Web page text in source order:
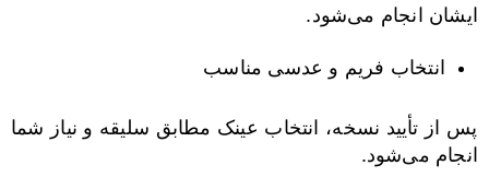
ایشان انجام می‌شود.
انتخاب فریم و عدسی مناسب
پس از تأیید نسخه، انتخاب عینک مطابق سلیقه و نیاز شما
انجام می‌شود.